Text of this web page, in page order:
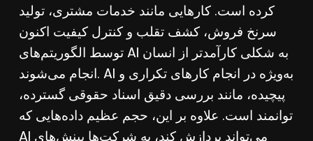
کرده است. کارهایی مانند خدمات مشتری، تولید
سرنخ فروش، کشف تقلب و کنترل کیفیت اکنون
توسط الگوریتم‌های AI به شکلی کارآمدتر از انسان
انجام می‌شوند. AI به‌ویژه در انجام کارهای تکراری و
پیچیده، مانند بررسی دقیق اسناد حقوقی گسترده،
توانمند است. علاوه بر این، حجم عظیم داده‌هایی که
AI می‌تواند پردازش کند، به شرکت‌ها بینش‌های